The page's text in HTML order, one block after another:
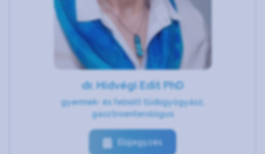
dr. Hidvégi Edit PhD
gyermek- és felnőtt tüdőgyógyász,
gasztroenterológus
Előjegyzés